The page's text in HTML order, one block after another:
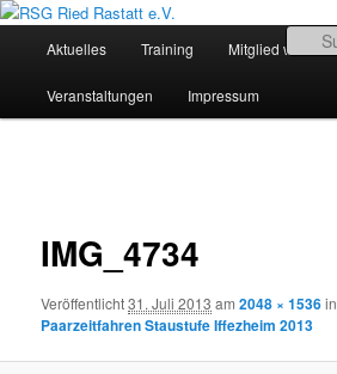
Zum
wechseln
RSG Ried Rastatt e.V.
Sportliches Radfahren in Mittelbaden
Aktuelles Training Mitglied werden
Veranstaltungen Impressum
IMG_4734
Veröffentlicht31. Juli 2013 am2048 × 1536in
Paarzeitfahren Staustufe Iffezheim 2013